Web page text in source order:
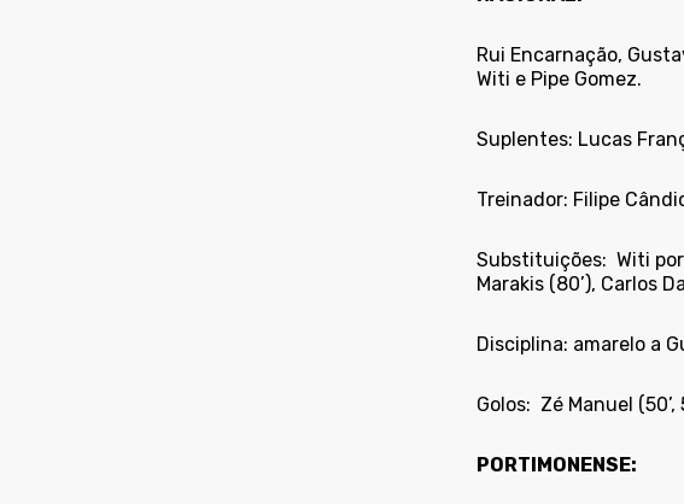
Rui Encarnação,
Witi e Pipe Gomez.
Suplentes: Lucas
Treinador: Filipe
Substituições: Witi
Marakis (80’), Carlos
Disciplina: amarelo a
Golos: Zé Manuel (50’,
PORTIMONENSE: